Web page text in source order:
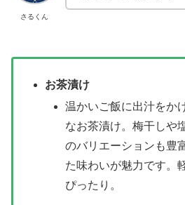
さるくん
お茶漬け
温かいご飯に出汁をか
なお茶漬け。梅干しや
のバリエーションも豊
た味わいが魅力です。
ぴったり。